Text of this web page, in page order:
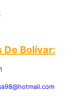
De Bolívar: